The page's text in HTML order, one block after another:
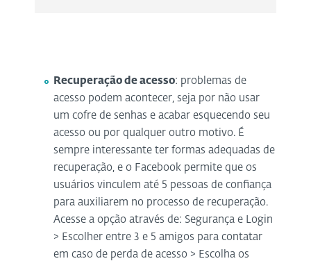
Recuperação de acesso: problemas de
acesso podem acontecer, seja por não usar
um cofre de senhas e acabar esquecendo seu
acesso ou por qualquer outro motivo. É
sempre interessante ter formas adequadas de
recuperação, e o Facebook permite que os
usuários vinculem até 5 pessoas de confiança
para auxiliarem no processo de recuperação.
Acesse a opção através de: Segurança e Login
> Escolher entre 3 e 5 amigos para contatar
em caso de perda de acesso > Escolha os